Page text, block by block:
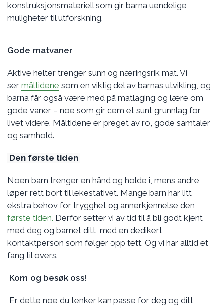
konstruksjonsmateriell som gir barna uendelige
muligheter til utforskning.
Gode matvaner
Aktive helter trenger sunn og næringsrik mat. Vi
ser måltidene som en viktig del av barnas utvikling, og
barna får også være med på matlaging og lære om
gode vaner – noe som gir dem et sunt grunnlag for
livet videre. Måltidene er preget av ro, gode samtaler
og samhold.
Den første tiden
Noen barn trenger en hånd og holde i, mens andre
løper rett bort til lekestativet. Mange barn har litt
ekstra behov for trygghet og annerkjennelse den
første tiden. Derfor setter vi av tid til å bli godt kjent
med deg og barnet ditt, med en dedikert
kontaktperson som følger opp tett. Og vi har alltid et
fang til overs.
Kom og besøk oss!
Er dette noe du tenker kan passe for deg og ditt